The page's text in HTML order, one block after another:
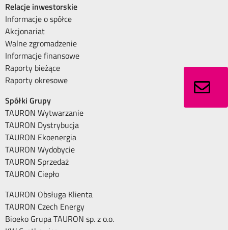
Relacje inwestorskie
Informacje o spółce
Akcjonariat
Walne zgromadzenie
Informacje finansowe
Raporty bieżące
Raporty okresowe
Spółki Grupy
TAURON Wytwarzanie
TAURON Dystrybucja
TAURON Ekoenergia
TAURON Wydobycie
TAURON Sprzedaż
TAURON Ciepło
TAURON Obsługa Klienta
TAURON Czech Energy
Bioeko Grupa TAURON sp. z o.o.